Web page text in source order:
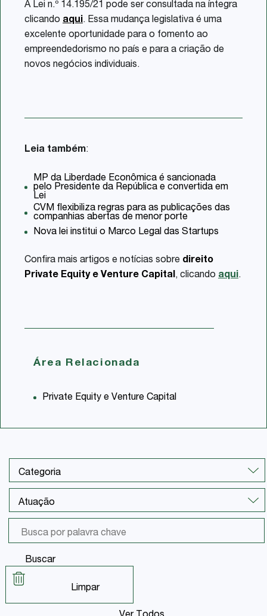
A Lei n.º 14.195/21 pode ser consultada na íntegra
clicando aqui. Essa mudança legislativa é uma
excelente oportunidade para o fomento ao
empreendedorismo no país e para a criação de
novos negócios individuais.
Leia também:
MP da Liberdade Econômica é sancionada
pelo Presidente da República e convertida em
Lei
CVM flexibiliza regras para as publicações das
companhias abertas de menor porte
Nova lei institui o Marco Legal das Startups
Confira mais artigos e notícias sobre direito
Private Equity e Venture Capital, clicando aqui.
Área Relacionada
Private Equity e Venture Capital
Buscar
Limpar